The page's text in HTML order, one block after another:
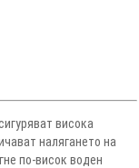
висока
налягането на
по-висок воден